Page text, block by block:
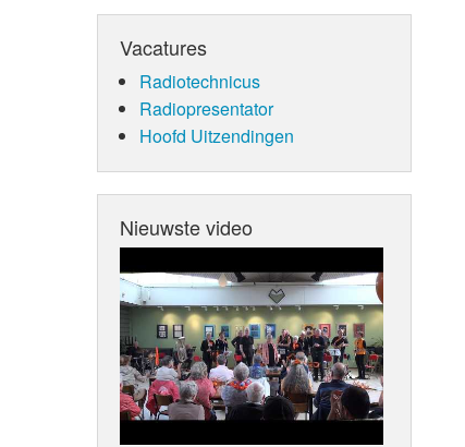
Vacatures
Radiotechnicus
Radiopresentator
Hoofd Uitzendingen
Nieuwste video